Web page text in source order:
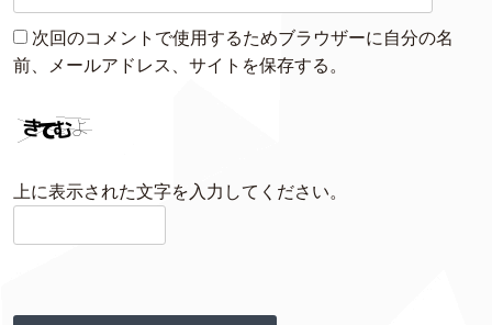
次回のコメントで使用するためブラウザーに自分の名
前、メールアドレス、サイトを保存する。
上に表示された文字を入力してください。